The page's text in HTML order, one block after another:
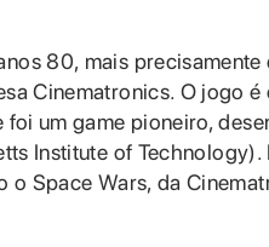
80, mais precisamente
Cinematronics. O jogo é
foi um game pioneiro,
Institute of
o Space Wars, da